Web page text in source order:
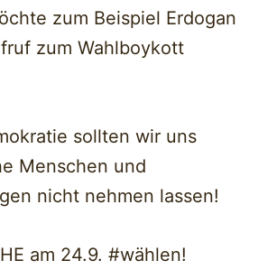
zum Beispiel Erdogan
zum Wahlboykott
sollten wir uns
Menschen und
nicht nehmen lassen!
am 24.9. #wählen!